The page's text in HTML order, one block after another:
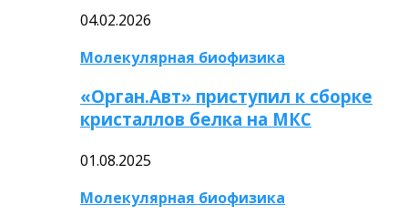
04.02.2026
Молекулярная биофизика
«Орган.Авт» приступил к сборке
кристаллов белка на МКС
01.08.2025
Молекулярная биофизика